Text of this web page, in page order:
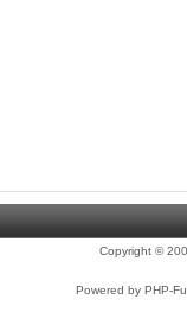
Copyright ©
Powered by PHP-